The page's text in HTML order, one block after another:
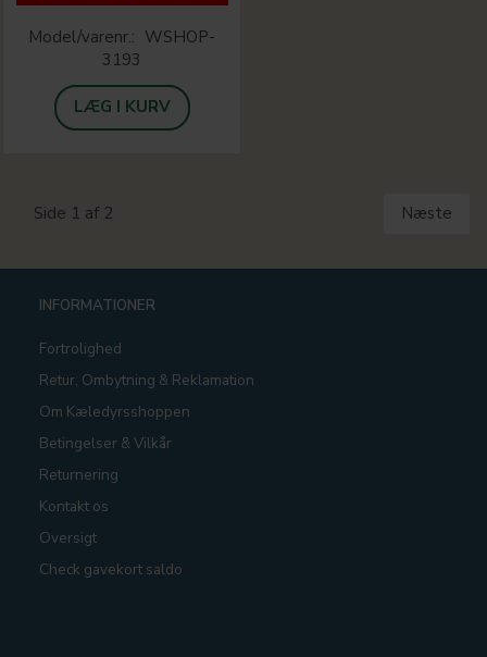
Model/varenr.: WSHOP-
3193
LÆG I KURV
Side 1 af 2 Næste
INFORMATIONER
Fortrolighed
Retur, Ombytning & Reklamation
Om Kæledyrsshoppen
Betingelser & Vilkår
Returnering
Kontakt os
Oversigt
Check gavekort saldo